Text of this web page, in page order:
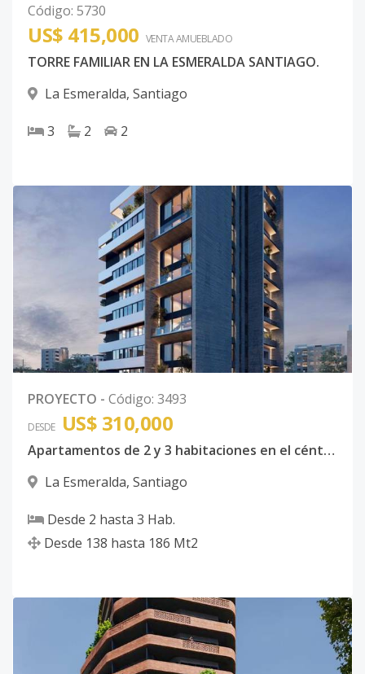
Código: 5730
US$ 415,000 VENTA AMUEBLADO
TORRE FAMILIAR EN LA ESMERALDA SANTIAGO.
La Esmeralda, Santiago
3 2 2
PROYECTO - Código: 3493
DESDE US$ 310,000
Apartamentos de 2 y 3 habitaciones en el céntrico y exclusivo sector de La Esmeralda en Santiago de los Caballeros
La Esmeralda, Santiago
Desde 2 hasta 3 Hab.
Desde 138 hasta 186 Mt2